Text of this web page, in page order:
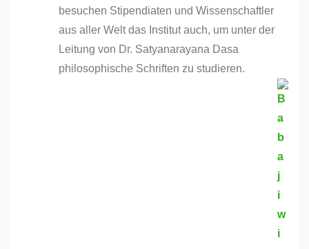
besuchen Stipendiaten und Wissenschaftler
aus aller Welt das Institut auch, um unter der
Leitung von Dr. Satyanarayana Dasa
philosophische Schriften zu studieren.